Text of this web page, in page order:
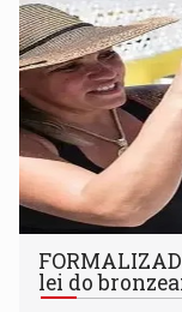
lei do